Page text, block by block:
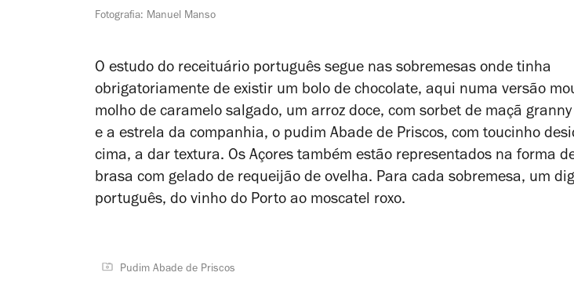
Fotografia: Manuel Manso
O estudo do receituário português segue nas sobremesas onde tinha
obrigatoriamente de existir um bolo de chocolate, aqui numa versão
molho de caramelo salgado, um arroz doce, com sorbet de maçã
e a estrela da companhia, o pudim Abade de Priscos, com toucinho
cima, a dar textura. Os Açores também estão representados na forma
brasa com gelado de requeijão de ovelha. Para cada sobremesa, um
português, do vinho do Porto ao moscatel roxo.
Pudim Abade de Priscos